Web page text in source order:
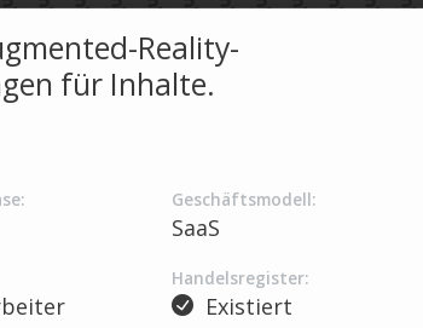
Reality-
für Inhalte.
Geschäftsmodell:
SaaS
Handelsregister:
Existiert